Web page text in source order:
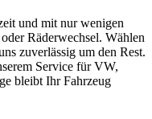
und mit nur wenigen
Räderwechsel. Wählen
zuverlässig um den Rest.
Service für VW,
bleibt Ihr Fahrzeug